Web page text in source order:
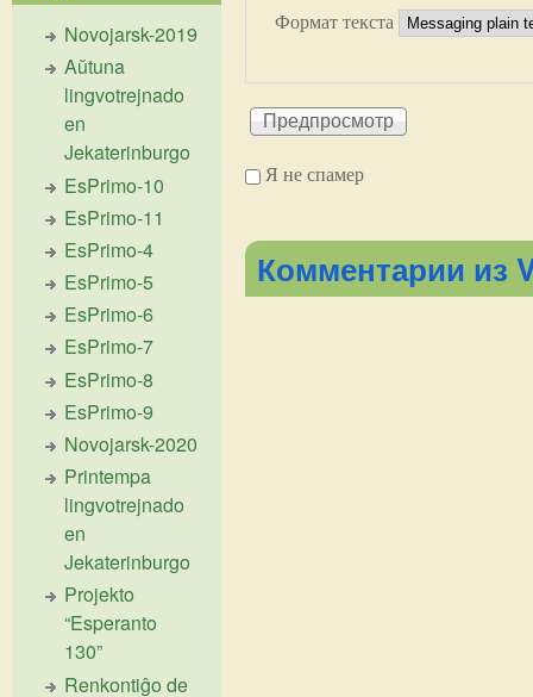
Формат текста
Я не спамер
Я спамер
Комментарии из
Novojarsk-2019
Aŭtuna
lingvotrejnado
en
Jekaterinburgo
EsPrimo-10
EsPrimo-11
EsPrimo-4
EsPrimo-5
EsPrimo-6
EsPrimo-7
EsPrimo-8
EsPrimo-9
Novojarsk-2020
Printempa
lingvotrejnado
en
Jekaterinburgo
Projekto
“Esperanto
130”
Renkontiĝo de